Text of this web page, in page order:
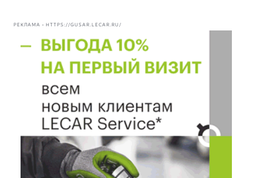
РЕКЛАМА • HTTPS://GUSAR.LECAR.RU/